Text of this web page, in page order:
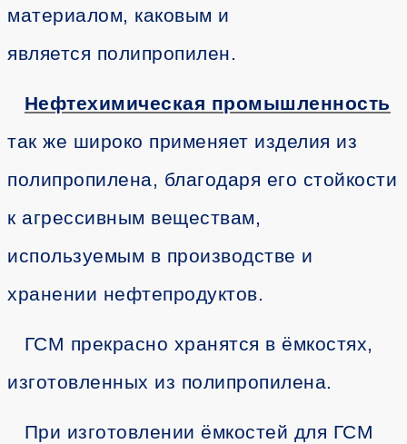
материалом, каковым и
является полипропилен.
Нефтехимическая промышленность
так же широко применяет изделия из
полипропилена, благодаря его стойкости
к агрессивным веществам,
используемым в производстве и
хранении нефтепродуктов.
ГСМ прекрасно хранятся в ёмкостях,
изготовленных из полипропилена.
При изготовлении ёмкостей для ГСМ